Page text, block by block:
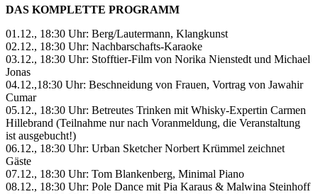
DAS KOMPLETTE PROGRAMM
01.12., 18:30 Uhr: Berg/Lautermann, Klangkunst
02.12., 18:30 Uhr: Nachbarschafts-Karaoke
03.12., 18:30 Uhr: Stofftier-Film von Norika Nienstedt und Michael
Jonas
04.12.,18:30 Uhr: Beschneidung von Frauen, Vortrag von Jawahir
Cumar
05.12., 18:30 Uhr: Betreutes Trinken mit Whisky-Expertin Carmen
Hillebrand (Teilnahme nur nach Voranmeldung, die Veranstaltung
ist ausgebucht!)
06.12., 18:30 Uhr: Urban Sketcher Norbert Krümmel zeichnet
Gäste
07.12., 18:30 Uhr: Tom Blankenberg, Minimal Piano
08.12., 18:30 Uhr: Pole Dance mit Pia Karaus & Malwina Steinhoff